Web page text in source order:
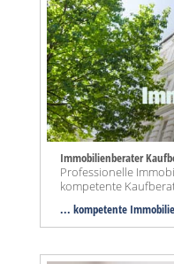
Immobilienberater
Professionelle
kompetente
... kompetente